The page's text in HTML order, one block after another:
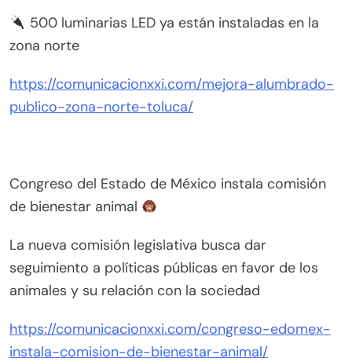
500 luminarias LED ya están instaladas en la
zona norte
https://comunicacionxxi.com/mejora-alumbrado-
publico-zona-norte-toluca/
Congreso del Estado de México instala comisión
de bienestar animal
La nueva comisión legislativa busca dar
seguimiento a políticas públicas en favor de los
animales y su relación con la sociedad
https://comunicacionxxi.com/congreso-edomex-
instala-comision-de-bienestar-animal/